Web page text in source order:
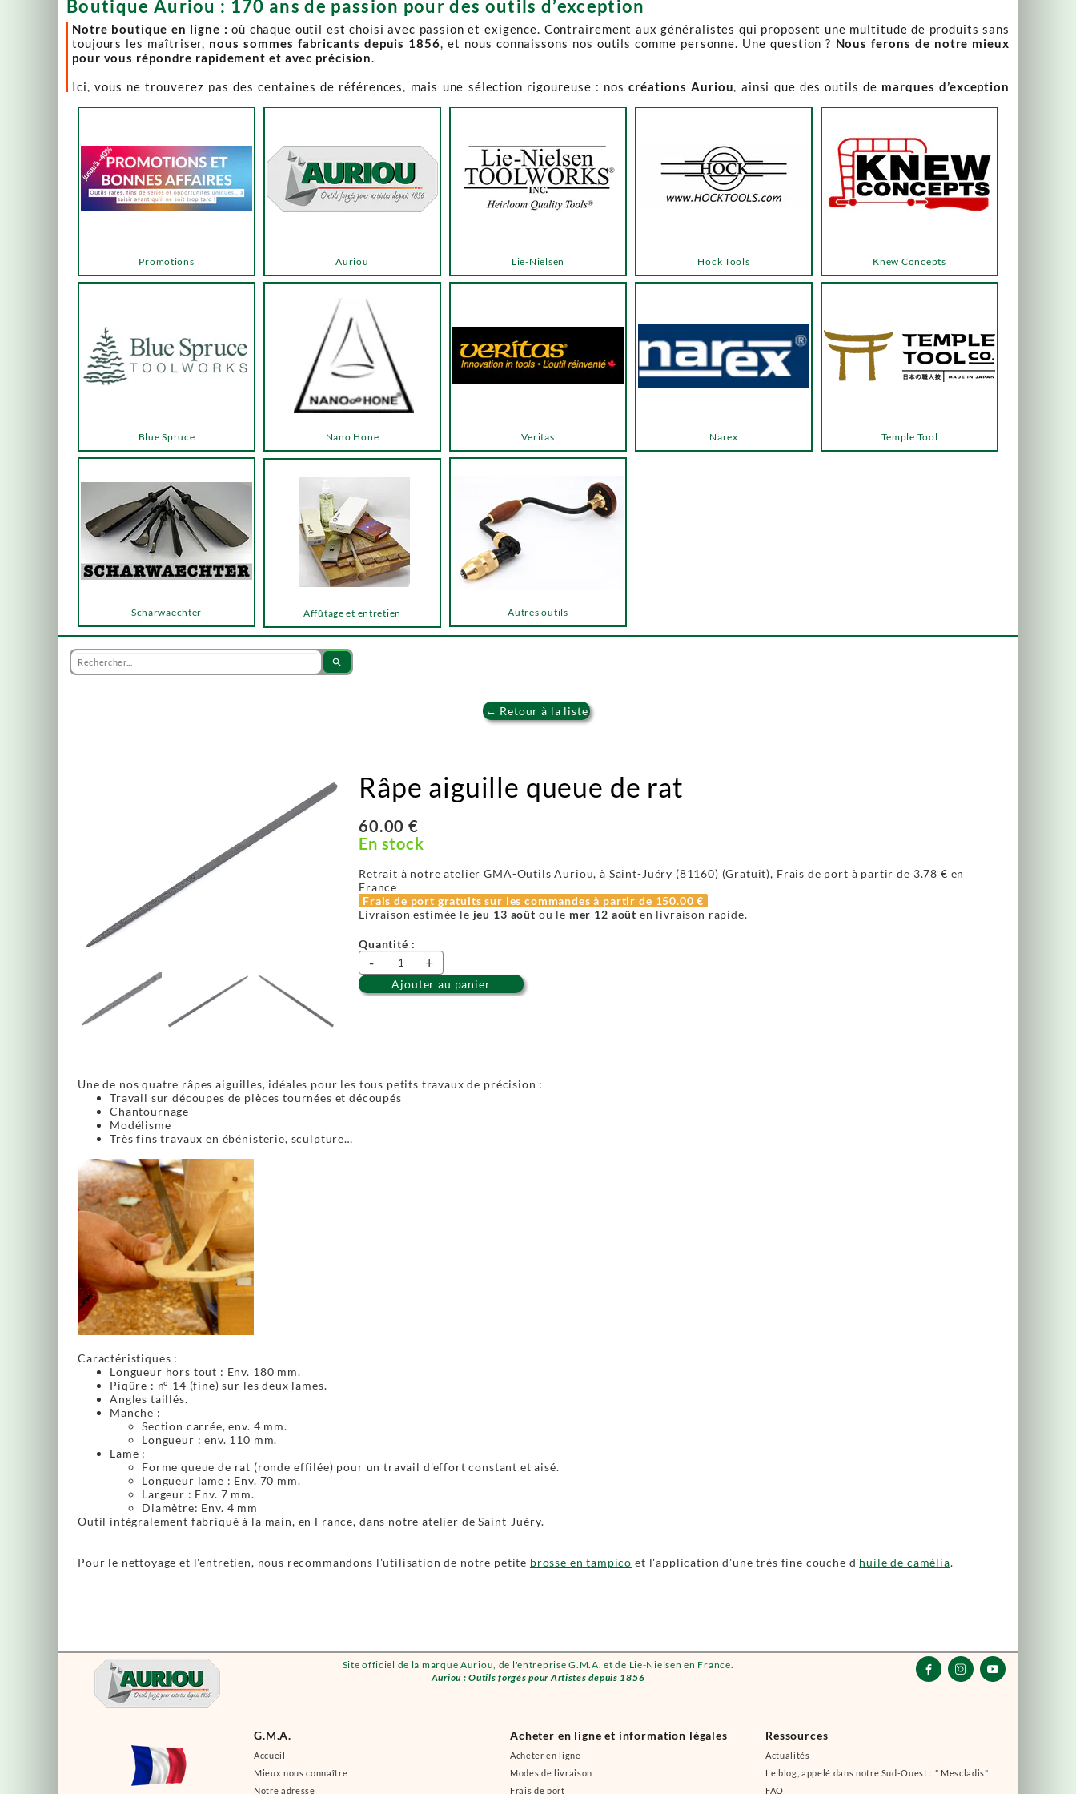
Site officiel de la marque Auriou, de l'entreprise G.M.A. et de Lie-Nielsen en France.
Auriou : Outils forgés pour Artistes depuis 1856
G.M.A.
Accueil
Mieux nous connaître
Notre adresse
Acheter en ligne et information légales
Acheter en ligne
Modes de livraison
Frais de port
Ressources
Actualités
Le blog, appelé dans notre Sud-Ouest : " Mescladis"
FAQ
  
Boutique Auriou : 170 ans de passion pour des outils d’exception
Notre boutique en ligne :où chaque outil est choisi avec passion et exigence. Contrairement aux généralistes qui proposent une multitude de produits sans
toujours les maîtriser, nous sommes fabricants depuis 1856, et nous connaissons nos outils comme personne. Une question ? Nous ferons de notre mieux
pour vous répondre rapidement et avec précision.
Ici, vous ne trouverez pas des centaines de références, mais une sélection rigoureuse : noscréations Auriou, ainsi que des outils de marques d’exception
accéder via les menus ou les boutons ci-dessous.
Un produit en rupture de stock ? Nous travaillons activement à son réapprovisionnement. Les délais peuvent varier, alors n’hésitez pas à nous contacter pour
en savoir plus.
En bas de cette page, découvrez l’intégralité de notre catalogue. Pour affiner votre recherche, utilisez les menus ou les boutons dédiés, qui vous mèneront
Lie-Nielsen Hock Tools
Promotions Knew Concepts
Auriou
Temple Tool
Blue Spruce Narex
Veritas
Nano Hone
Autres outils
Scharwaechter Affûtage et entretien
search
← Retour à la liste
Râpe aiguille queue de rat
60.00 €
En stock
Retrait à notre atelier GMA-Outils Auriou, à Saint-Juéry (81160) (Gratuit), Frais de port à partir de 3.78 € en
France
Frais de port gratuits sur les commandes à partir de 150.00 €
Livraison estimée le jeu 13 août ou le mer 12 août en livraison rapide.
Quantité :
- +
Ajouter au panier
Une de nos quatre râpes aiguilles, idéales pour les tous petits travaux de précision :
Travail sur découpes de pièces tournées et découpés
Chantournage
Modélisme
Très fins travaux en ébénisterie, sculpture…
Caractéristiques :
Longueur hors tout : Env. 180 mm.
Piqûre : n° 14 (fine) sur les deux lames.
Angles taillés.
Manche :
Section carrée, env. 4 mm.
Longueur : env. 110 mm.
Lame :
Forme queue de rat (ronde effilée) pour un travail d'effort constant et aisé.
Longueur lame : Env. 70 mm.
Largeur : Env. 7 mm.
Diamètre: Env. 4 mm
Outil intégralement fabriqué à la main, en France, dans notre atelier de Saint-Juéry.
Pour le nettoyage et l'entretien, nous recommandons l'utilisation de notre petite brosse en tampico et l'application d'une très fine couche d'huile de camélia.